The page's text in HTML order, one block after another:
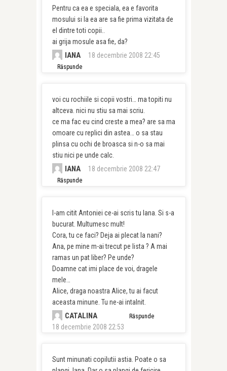
Pentru ca ea e speciala, ea e favorita
mosului si la ea are sa fie prima vizitata de
el dintre toti copii..
ai grija mosule asa fie, da?
IANA 18 decembrie 2008 22:45
Răspunde
voi cu rochiile si copii vostri… ma topiti nu
altceva. nici nu stiu sa mai scriu.
ce ma fac eu cind creste a mea? are sa ma
omoare cu replici din astea… o sa stau
plinsa cu ochi de broasca si n-o sa mai
stiu nici pe unde calc.
IANA 18 decembrie 2008 22:47
Răspunde
I-am citit Antoniei ce-ai scris tu Iana. Si s-a
bucurat. Multumesc mult!
Cora, tu ce faci? Deja ai plecat la nani?
Ana, pe mine m-ai trecut pe lista ? A mai
ramas un pat liber? Pe unde?
Doamne cat imi place de voi, dragele
mele…
Alice, draga noastra Alice, tu ai facut
aceasta minune. Tu ne-ai intalnit.
CATALINA
18 decembrie 2008 22:53
Răspunde
Sunt minunati copilutii astia. Poate o sa